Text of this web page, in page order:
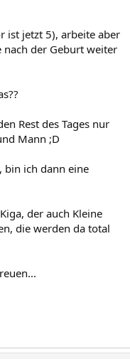
ist jetzt 5), arbeite aber
nach der Geburt weiter
Rest des Tages nur
Mann ;D
bin ich dann eine
der auch Kleine
die werden da total